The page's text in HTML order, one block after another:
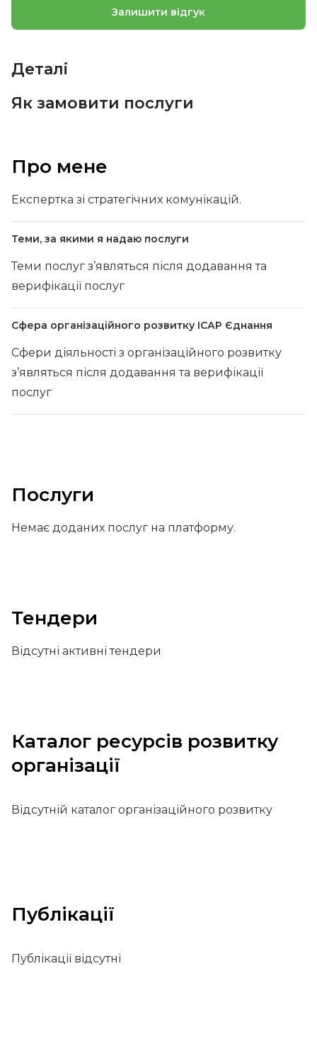
Про мене
Експертка зі стратегічних комунікацій.
Теми, за якими я надаю послуги
Теми послуг з’являться після додавання та
верифікації послуг
Сфера організаційного розвитку ІСАР Єднання
Сфери діяльності з організаційного розвитку
з’являться після додавання та верифікації
послуг
Послуги
Немає доданих послуг на платформу.
Тендери
Відсутні активні тендери
Каталог ресурсів розвитку
організації
Відсутній каталог організаційного розвитку
Публікації
Публікації відсутні
Залишити відгук
Деталі
Як замовити послуги